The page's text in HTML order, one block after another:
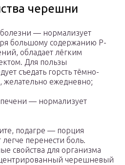
черешни
— нормализует
большому содержанию Р-
обладает лёгким
Для пользы
съедать горсть тёмно-
ежедневно;
— нормализует
подагре — порция
перенести боль.
свойства для организма
черешневый